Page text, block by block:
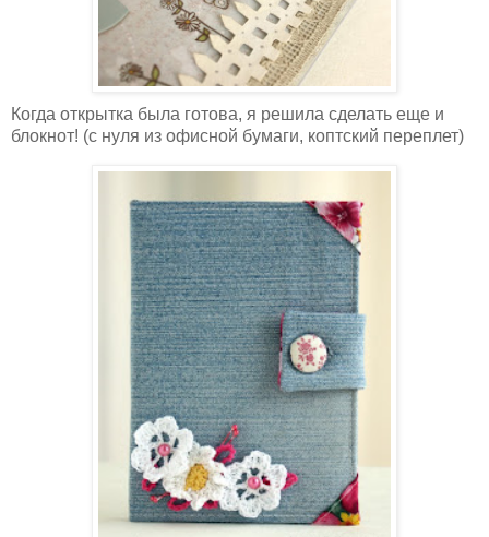
Когда открытка была готова, я решила сделать еще и
блокнот! (с нуля из офисной бумаги, коптский переплет)